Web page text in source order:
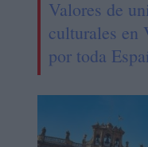
Valores de
culturales en
por toda